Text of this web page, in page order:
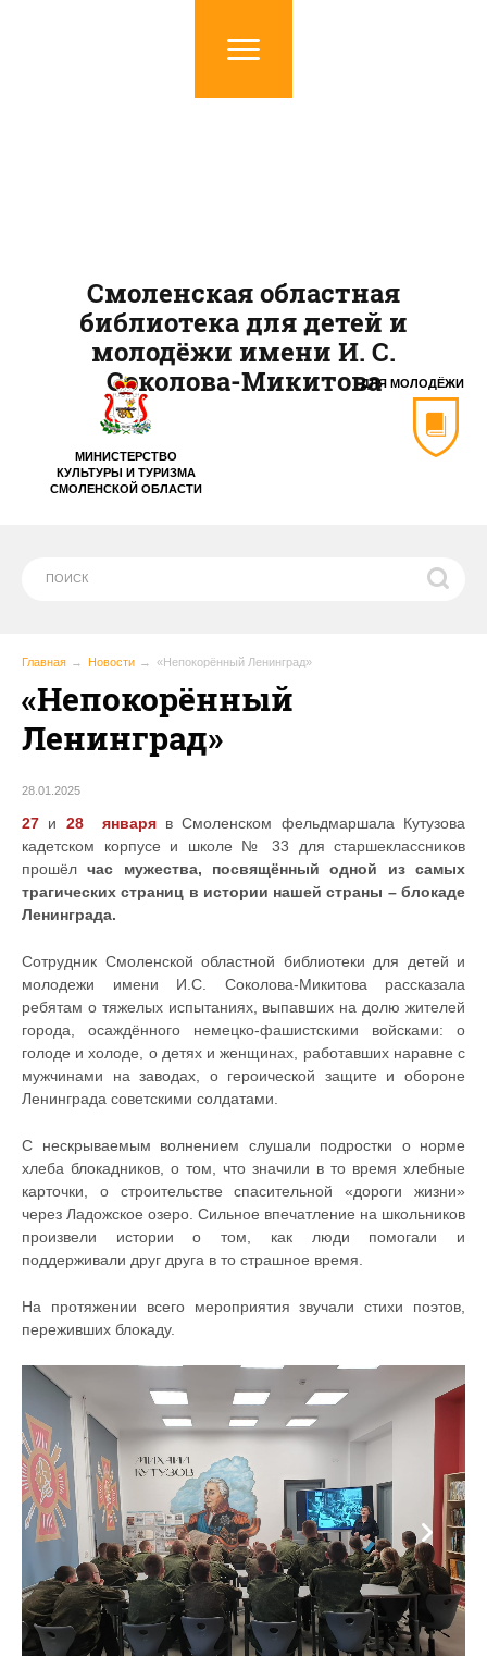
МИНИСТЕРСТВО
КУЛЬТУРЫ И ТУРИЗМА
СМОЛЕНСКОЙ ОБЛАСТИ
ДЛЯ МОЛОДЁЖИ
Смоленская областная
библиотека для детей и
молодёжи имени И. С.
Соколова-Микитова
Главная Новости «Непокорённый Ленинград»
«Непокорённый
Ленинград»
28.01.2025
27 и 28 января в Смоленском фельдмаршала Кутузова
кадетском корпусе и школе № 33 для старшеклассников
прошёлчас мужества, посвящённый одной из самых
трагических страниц в истории нашей страны – блокаде
Ленинграда.
Сотрудник Смоленской областной библиотеки для детей и
молодежи имени И.С. Соколова-Микитова рассказала
ребятам о тяжелых испытаниях, выпавших на долю жителей
города, осаждённого немецко-фашистскими войсками: о
голоде и холоде, о детях и женщинах, работавших наравне с
мужчинами на заводах, о героической защите и обороне
Ленинграда советскими солдатами.
С нескрываемым волнением слушали подростки о норме
хлеба блокадников, о том, что значили в то время хлебные
карточки, о строительстве спасительной «дороги жизни»
через Ладожское озеро. Сильное впечатление на школьников
произвели истории о том, как люди помогали и
поддерживали друг друга в то страшное время.
На протяжении всего мероприятия звучали стихи поэтов,
переживших блокаду.